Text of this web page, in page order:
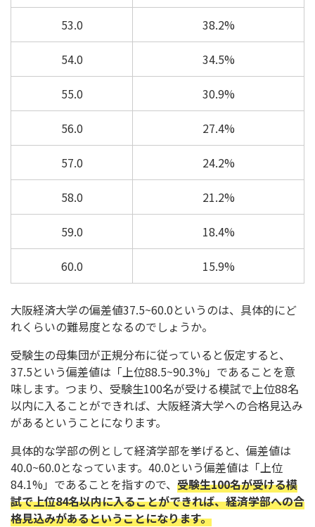
53.0 38.2%
54.0 34.5%
55.0 30.9%
56.0 27.4%
57.0 24.2%
58.0 21.2%
59.0 18.4%
60.0 15.9%
大阪経済大学の偏差値37.5~60.0というのは、具体的にど
れくらいの難易度となるのでしょうか。
受験生の母集団が正規分布に従っていると仮定すると、
37.5という偏差値は「上位88.5~90.3%」であることを意
味します。つまり、受験生100名が受ける模試で上位88名
以内に入ることができれば、大阪経済大学への合格見込み
があるということになります。
具体的な学部の例として経済学部を挙げると、偏差値は
40.0~60.0となっています。40.0という偏差値は「上位
84.1%」であることを指すので、 受験生100名が受ける模
試で上位84名以内に入ることができれば、経済学部への合
格見込みがあるということになります。